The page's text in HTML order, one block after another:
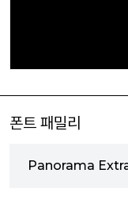
폰트 패밀리
Panorama